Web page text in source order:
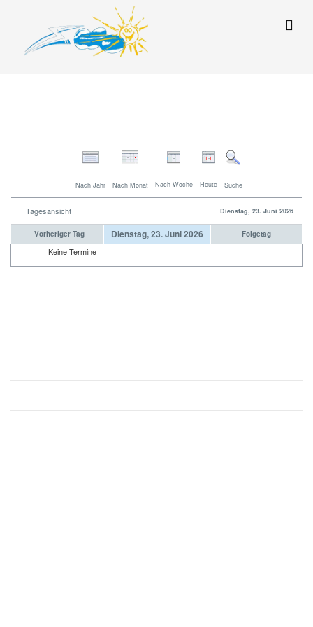
Nach Jahr Nach Monat Nach Woche Heute Suche
Tagesansicht Dienstag, 23. Juni 2026
Vorheriger Tag Dienstag, 23. Juni 2026 Folgetag
Keine Termine